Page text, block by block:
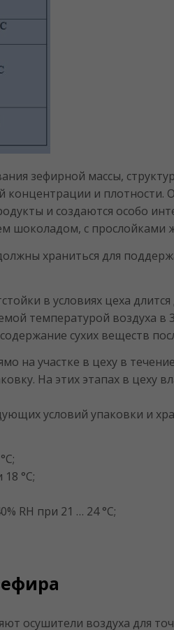
зефирной массы,
и плотности.
и создаются особо
шоколадом, с прослойками
храниться для
в условиях цеха
температурой воздуха в
сухих веществ
на участке в цеху в
На этих этапах в цеху
условий упаковки и
°С;
RH при 21 … 24 °С;
осушители воздуха для